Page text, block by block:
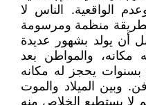
الواقعية. الناس لا
منظمة ومرسومة
أن يولد بشهور عديدة
والمواطن بعد
يحجز له مكانه
وبين الميلاد والموت
لا يستطيع الخلاص منه